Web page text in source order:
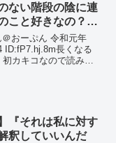
ない階段の陰に連
こと好きなの？嫌
い詰めてきたの
おーぷん 令和元年
ID:fP7.hj.8m長くなる
カキコなので読みに
『それは私に対す
釈していいんだ